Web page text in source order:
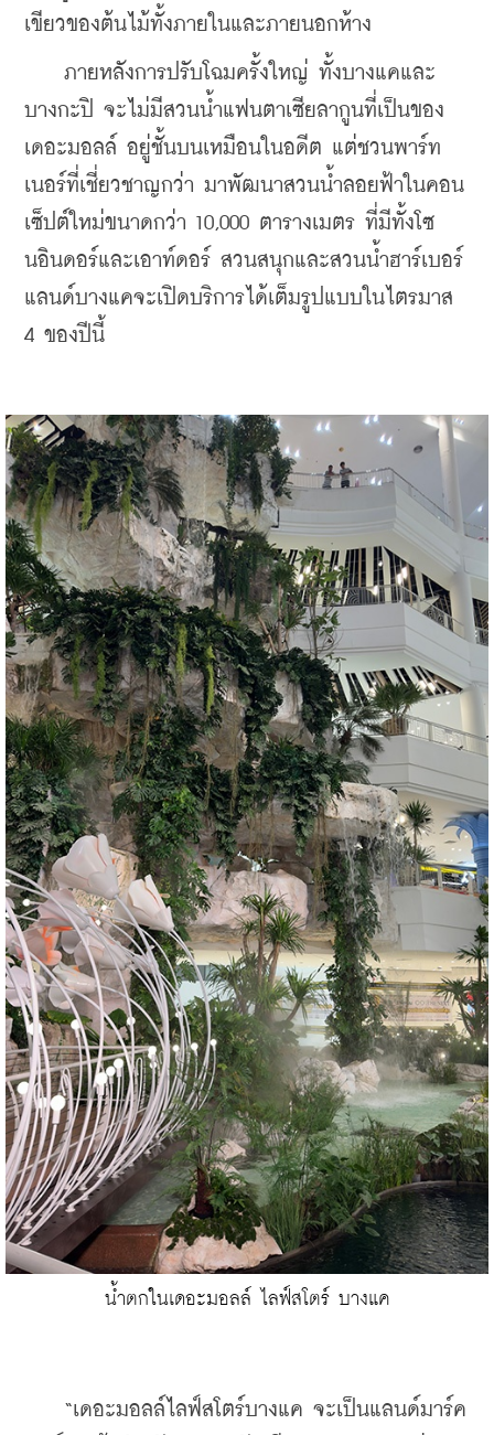
เขียวของต้นไม้ทั้งภายในและภายนอกห้าง
ภายหลังการปรับโฉมครั้งใหญ่ ทั้งบางแคและ
บางกะปิ จะไม่มีสวนน้ำแฟนตาเซียลากูนที่เป็นของ
เดอะมอลล์ อยู่ชั้นบนเหมือนในอดีต แต่ชวนพาร์ท
เนอร์ที่เชี่ยวชาญกว่า มาพัฒนาสวนน้ำลอยฟ้าในคอน
เซ็ปต์ใหม่ขนาดกว่า 10,000 ตารางเมตร ที่มีทั้งโซ
นอินดอร์และเอาท์ดอร์ สวนสนุกและสวนน้ำฮาร์เบอร์
แลนด์บางแคจะเปิดบริการได้เต็มรูปแบบในไตรมาส
4 ของปีนี้
น้ำตกในเดอะมอลล์ ไลฟ์สโตร์ บางแค
“เดอะมอลล์ไลฟ์สโตร์บางแค จะเป็นแลนด์มาร์ค